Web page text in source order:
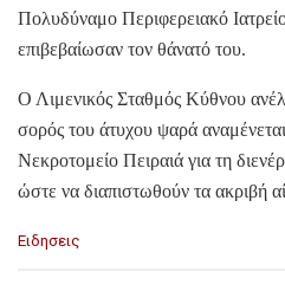
Πολυδύναμο Περιφερειακό
επιβεβαίωσαν τον θάνατό του.
Ο Λιμενικός Σταθμός Κύθνου
σορός του άτυχου ψαρά
Νεκροτομείο Πειραιά για τη
ώστε να διαπιστωθούν τα ακριβή
C
Ειδησεις